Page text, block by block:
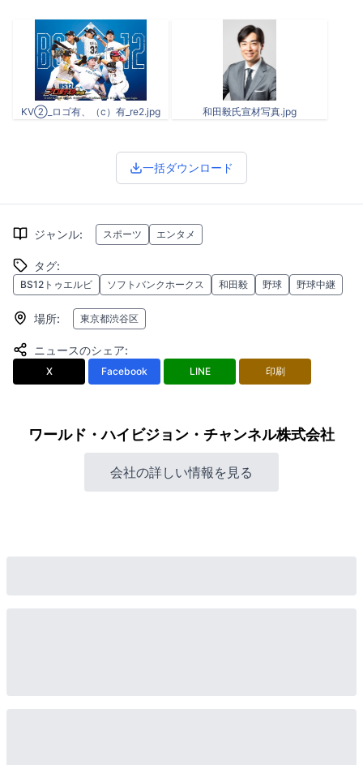
KV②_ロゴ有、（c）有_re2.jpg 和田毅氏宣材写真.jpg
一括ダウンロード
ジャンル: スポーツ エンタメ
タグ:
BS12トゥエルビ ソフトバンクホークス 和田毅 野球 野球中継
場所: 東京都渋谷区
ニュースのシェア:
X Facebook LINE 印刷
ワールド・ハイビジョン・チャンネル株式会社
会社の詳しい情報を見る